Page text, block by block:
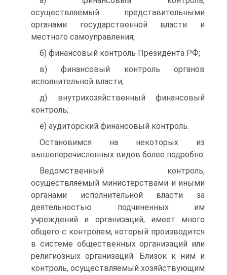
осуществляемый представительными
органами государственной власти и
местного самоуправления;
б) финансовый контроль Президента РФ;
в) финансовый контроль органов
исполнительной власти;
д) внутрихозяйственный финансовый
контроль;
е) аудиторский финансовый контроль.
Остановимся на некоторых из
вышеперечисленных видов более подробно.
Ведомственный контроль,
осуществляемый министерствами и иными
органами исполнительной власти за
деятельностью подчиненных им
учреждений и организаций, имеет много
общего с контролем, который производится
в системе общественных организаций или
религиозных организаций. Близок к ним и
контроль, осуществляемый хозяйствующим